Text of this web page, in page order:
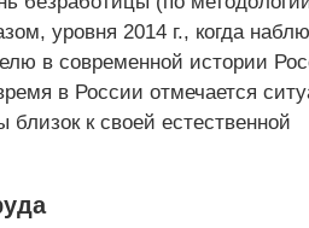
уровня 2014 г., когда
в современной истории
в России отмечается
близок к своей естественной